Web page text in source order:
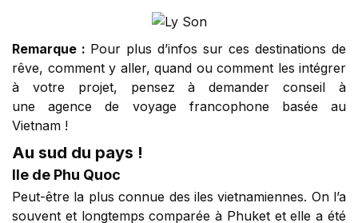
Remarque : Pour plus d’infos sur ces destinations de
rêve, comment y aller, quand ou comment les intégrer
à votre projet, pensez à demander conseil à
une agence de voyage francophone basée au
Vietnam !
Au sud du pays !
Ile de Phu Quoc
Peut-être la plus connue des iles vietnamiennes. On l’a
souvent et longtemps comparée à Phuket et elle a été